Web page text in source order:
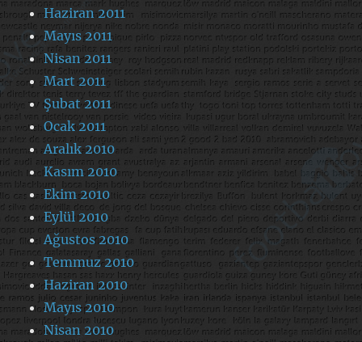
Haziran 2011
Mayıs 2011
Nisan 2011
Mart 2011
Şubat 2011
Ocak 2011
Aralık 2010
Kasım 2010
Ekim 2010
Eylül 2010
Ağustos 2010
Temmuz 2010
Haziran 2010
Mayıs 2010
Nisan 2010